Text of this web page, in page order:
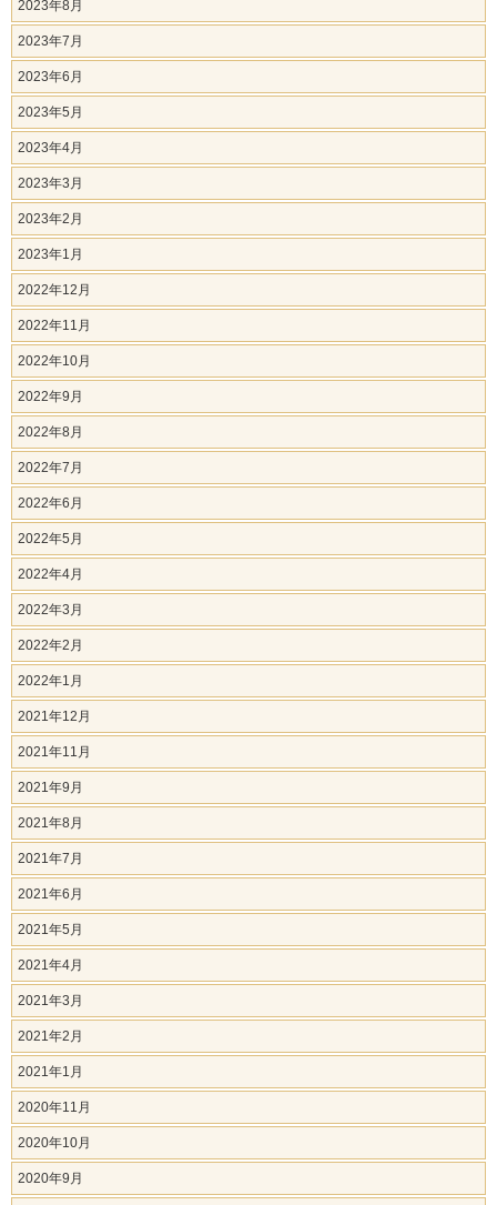
2023年8月
2023年7月
2023年6月
2023年5月
2023年4月
2023年3月
2023年2月
2023年1月
2022年12月
2022年11月
2022年10月
2022年9月
2022年8月
2022年7月
2022年6月
2022年5月
2022年4月
2022年3月
2022年2月
2022年1月
2021年12月
2021年11月
2021年9月
2021年8月
2021年7月
2021年6月
2021年5月
2021年4月
2021年3月
2021年2月
2021年1月
2020年11月
2020年10月
2020年9月